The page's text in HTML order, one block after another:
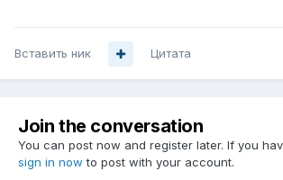
Вставить ник Цитата
Join the conversation
You can post now and register later. If you
sign in now to post with your account.